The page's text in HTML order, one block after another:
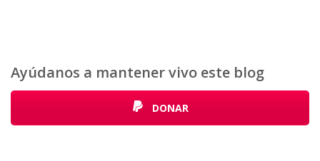
Ayúdanos a mantener vivo este blog
DONAR